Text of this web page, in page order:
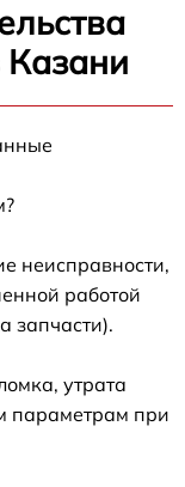
Казани
неисправности,
работой
запчасти).
утрата
параметрам при